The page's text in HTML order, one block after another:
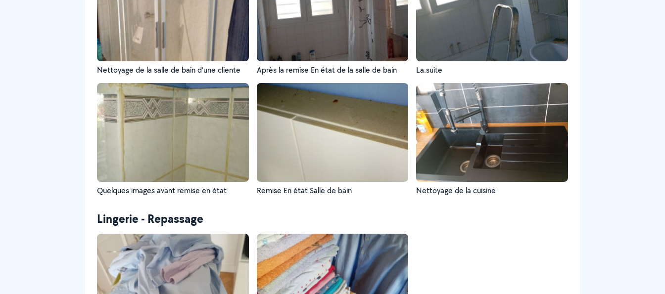
Nettoyage de la salle de bain d'une cliente Après la remise En état de la salle de bain La.suite
Quelques images avant remise en état Remise En état Salle de bain Nettoyage de la cuisine
Lingerie - Repassage